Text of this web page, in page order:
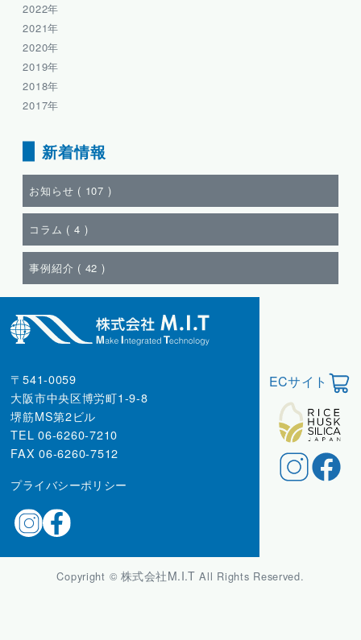
2022年
2021年
2020年
2019年
2018年
2017年
新着情報
お知らせ ( 107 )
コラム ( 4 )
事例紹介 ( 42 )
〒541-0059
大阪市中央区博労町1-9-8
堺筋MS第2ビル
TEL 06-6260-7210
FAX 06-6260-7512
プライバシーポリシー
ECサイト
Copyright ©株式会社M.I.TAll Rights Reserved.